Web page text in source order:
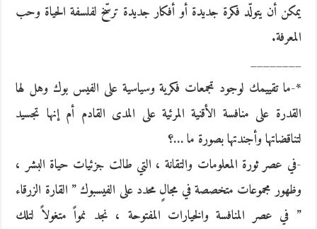
يمكن أن يتولّد فكرة جديدة أو أفكار جديدة ترسّخ لفلسفة الحياة وحب
المعرفة.
________
*-ما تقييمك لوجود تجمعات فكرية وسياسية على الفيس بوك وهل لها
القدرة على منافسة الأقنية المرئية على المدى القادم أم إنها تجسيد
لتناقضاتها وأجندتها بصورة ما …؟
-في عصر ثورة المعلومات والتقانة ، التي طالت جزئيات حياة البشر ،
وظهور مجموعات متخصصة في مجالٍ محدد على الفيسبوك ” القارة الزرقاء
” في عصر المنافسة والخيارات المفتوحة ، نجد نمواً متغولاً لتلك